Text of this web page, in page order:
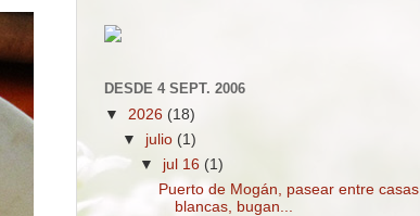
DESDE 4 SEPT. 2006
▼ 2026 (18)
▼ julio (1)
▼ jul 16 (1)
Puerto de Mogán, pasear entre casas
blancas, bugan...